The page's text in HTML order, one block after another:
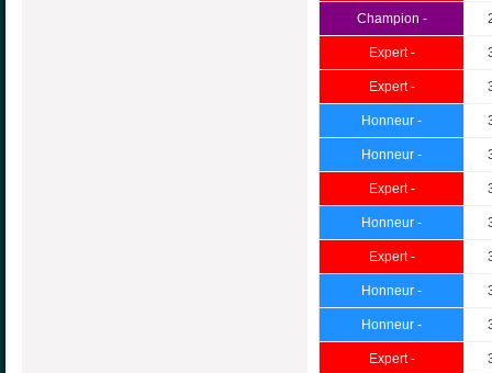
Champion -
Expert -
Expert -
Honneur -
Honneur -
Expert -
Honneur -
Expert -
Honneur -
Honneur -
Expert -